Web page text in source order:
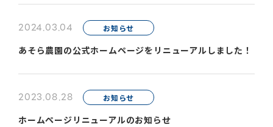
2024.03.04 お知らせ
あそら農園の公式ホームページをリニューアルしました！
2023.08.28 お知らせ
ホームページリニューアルのお知らせ